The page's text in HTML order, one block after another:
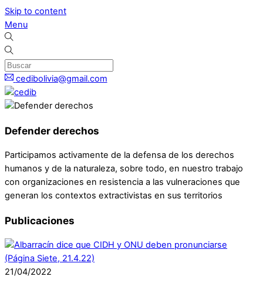
Skip to content
Menu
cedibolivia@gmail.com
Defender derechos
Participamos activamente de la defensa de los derechos
humanos y de la naturaleza, sobre todo, en nuestro trabajo
con organizaciones en resistencia a las vulneraciones que
generan los contextos extractivistas en sus territorios
Publicaciones
21/04/2022